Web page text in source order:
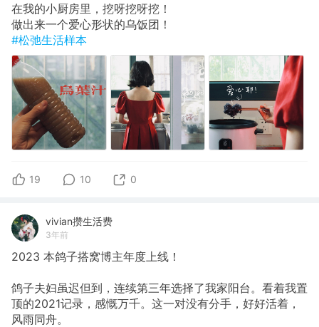
在我的小厨房里，挖呀挖呀挖！
做出来一个爱心形状的乌饭团！
#松弛生活样本
19 10 0
vivian攒生活费
3年前
2023 本鸽子搭窝博主年度上线！
鸽子夫妇虽迟但到，连续第三年选择了我家阳台。看着我置
顶的2021记录，感慨万千。这一对没有分手，好好活着，
风雨同舟。